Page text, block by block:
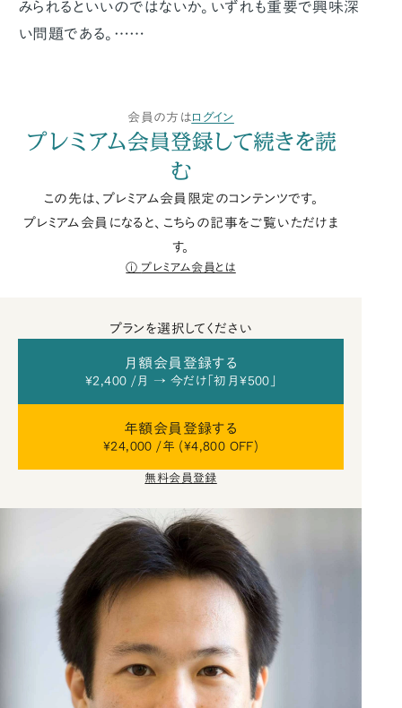
みられるといいのではないか。いずれも重要で興味深
い問題である。……
会員の方はログイン
プレミアム会員登録して続きを読
む
この先は、プレミアム会員限定のコンテンツです。
プレミアム会員になると、こちらの記事をご覧いただけま
す。
プレミアム会員とは
プランを選択してください
月額会員登録する
¥2,400 /月 → 今だけ「初月¥500」
年額会員登録する
¥24,000 /年 (¥4,800 OFF)
無料会員登録